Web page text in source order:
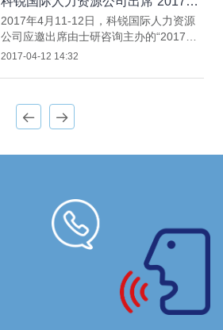
进行资料展示。
洲医药研发领袖峰会”
2017年4月11-12日，科锐国际人力资源
公司应邀出席由士研咨询主办的“2017亚
洲医药研发领袖峰会”。科锐国际人力资
2017-04-12 14:32